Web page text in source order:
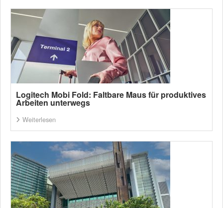
Logitech Mobi Fold: Faltbare Maus für produktives
Arbeiten unterwegs
Weiterlesen